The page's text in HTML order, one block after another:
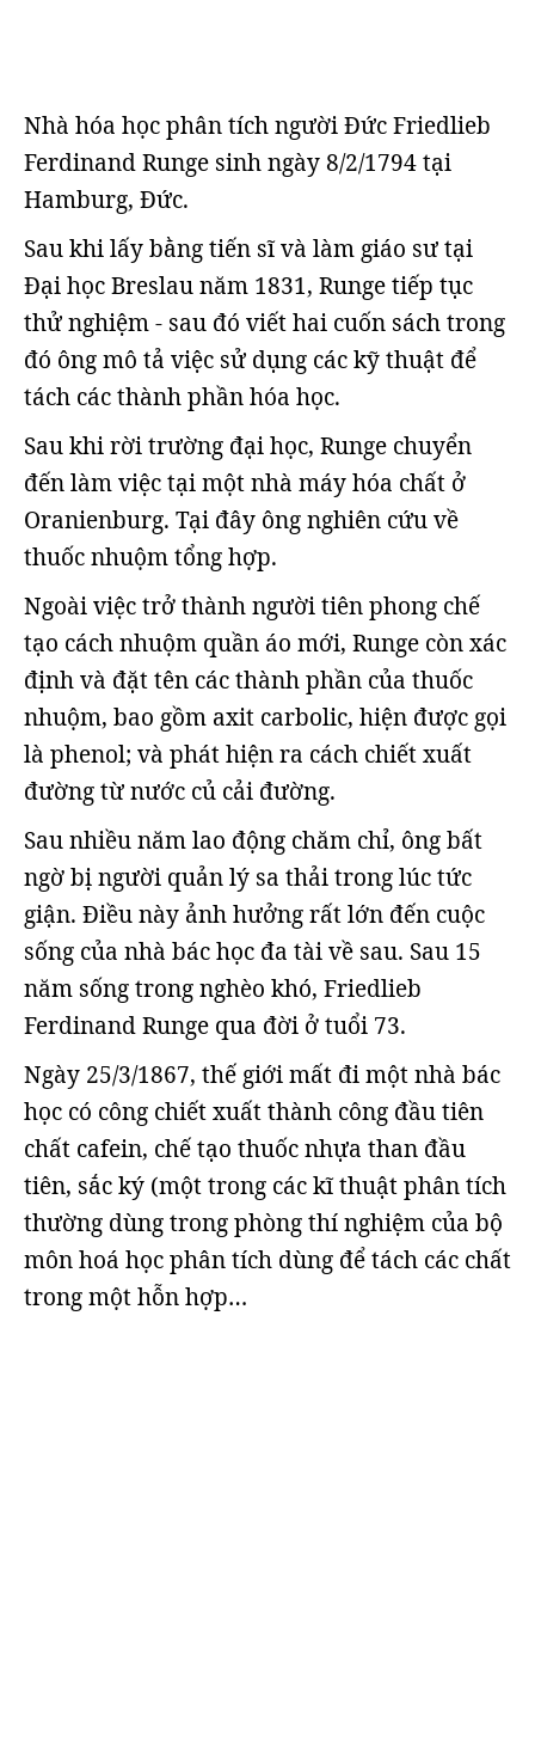
Nhà hóa học phân tích người Đức Friedlieb
Ferdinand Runge sinh ngày 8/2/1794 tại
Hamburg, Đức.
Sau khi lấy bằng tiến sĩ và làm giáo sư tại
Đại học Breslau năm 1831, Runge tiếp tục
thử nghiệm - sau đó viết hai cuốn sách trong
đó ông mô tả việc sử dụng các kỹ thuật để
tách các thành phần hóa học.
Sau khi rời trường đại học, Runge chuyển
đến làm việc tại một nhà máy hóa chất ở
Oranienburg. Tại đây ông nghiên cứu về
thuốc nhuộm tổng hợp.
Ngoài việc trở thành người tiên phong chế
tạo cách nhuộm quần áo mới, Runge còn xác
định và đặt tên các thành phần của thuốc
nhuộm, bao gồm axit carbolic, hiện được gọi
là phenol; và phát hiện ra cách chiết xuất
đường từ nước củ cải đường.
Sau nhiều năm lao động chăm chỉ, ông bất
ngờ bị người quản lý sa thải trong lúc tức
giận. Điều này ảnh hưởng rất lớn đến cuộc
sống của nhà bác học đa tài về sau. Sau 15
năm sống trong nghèo khó, Friedlieb
Ferdinand Runge qua đời ở tuổi 73.
Ngày 25/3/1867, thế giới mất đi một nhà bác
học có công chiết xuất thành công đầu tiên
chất cafein, chế tạo thuốc nhựa than đầu
tiên, sắc ký (một trong các kĩ thuật phân tích
thường dùng trong phòng thí nghiệm của bộ
môn hoá học phân tích dùng để tách các chất
trong một hỗn hợp…